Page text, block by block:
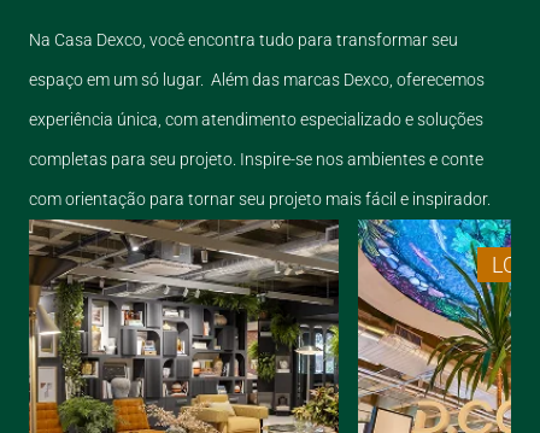
Na Casa Dexco, você encontra tudo para transformar seu
espaço em um só lugar. Além das marcas Dexco, oferecemos
experiência única, com atendimento especializado e soluções
completas para seu projeto. Inspire-se nos ambientes e conte
com orientação para tornar seu projeto mais fácil e inspirador.